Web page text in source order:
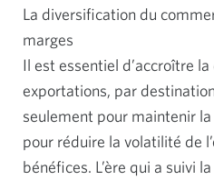
La diversification du
marges
Il est essentiel d’accroître
exportations, par
seulement pour maintenir
pour réduire la volatilité de
bénéfices. L’ère qui a suivi